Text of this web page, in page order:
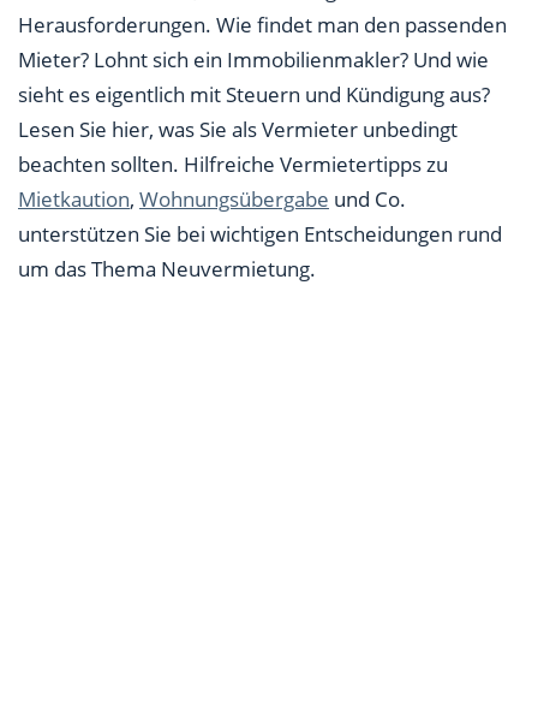
Mietnomaden verhindern
Tipp 5: Der Mietvertrag: Tipps für Vermieter
Tipp 6: Höhe von Mietkaution und Nebenkosten
festlegen
Tipp 7: Wohnungsübergabe: Zustand der Immobilie
Herausforderungen. Wie findet man den passenden
Mieter? Lohnt sich ein Immobilienmakler? Und wie
sieht es eigentlich mit Steuern und Kündigung aus?
Lesen Sie hier, was Sie als Vermieter unbedingt
beachten sollten. Hilfreiche Vermietertipps zu
Mietkaution, Wohnungsübergabe und Co.
unterstützen Sie bei wichtigen Entscheidungen rund
um das Thema Neuvermietung.